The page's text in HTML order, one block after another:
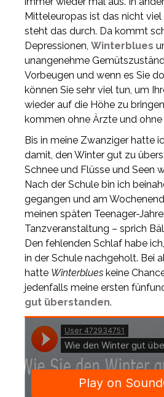
Mitteleuropas ist das nicht viel
steht das durch. Da kommt
Depressionen, Winterblues
unangenehme
Vorbeugen und wenn es Sie
können Sie sehr viel tun, um
wieder auf die Höhe zu
kommen ohne Ärzte und ohne
Bis in meine Zwanziger hatte
damit, den Winter gut zu
Schnee und Flüsse und Seen
Nach der Schule bin ich
gegangen und am
meinen späten Teenager-
Tanzveranstaltung – sprich
Den fehlenden Schlaf habe
in der Schule nachgeholt. Bei
hatte Winterblues keine
jedenfalls meine ersten
gut überstanden.